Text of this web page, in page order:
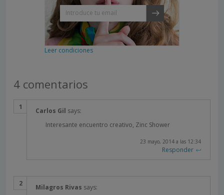
Leer condiciones
4 comentarios
Carlos Gil says:
23 mayo, 2014 a las 12:34
Interesante encuentro creativo, Zinc Shower
Responder
Milagros Rivas says: